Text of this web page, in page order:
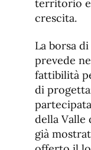
territorio e
crescita.
La borsa
prevede
fattibilità
di
della Valle
già